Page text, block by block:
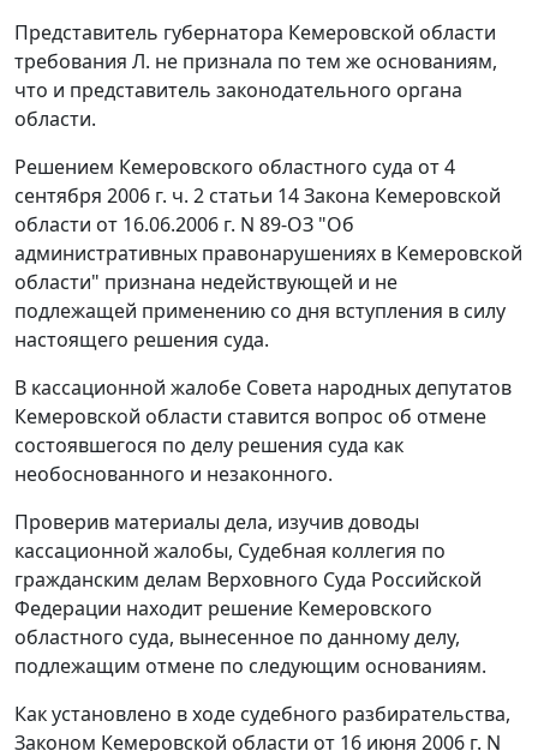
Представитель губернатора Кемеровской области
требования Л. не признала по тем же основаниям,
что и представитель законодательного органа
области.
Решением Кемеровского областного суда от 4
сентября 2006 г. ч. 2 статьи 14 Закона Кемеровской
области от 16.06.2006 г. N 89-ОЗ "Об
административных правонарушениях в Кемеровской
области" признана недействующей и не
подлежащей применению со дня вступления в силу
настоящего решения суда.
В кассационной жалобе Совета народных депутатов
Кемеровской области ставится вопрос об отмене
состоявшегося по делу решения суда как
необоснованного и незаконного.
Проверив материалы дела, изучив доводы
кассационной жалобы, Судебная коллегия по
гражданским делам Верховного Суда Российской
Федерации находит решение Кемеровского
областного суда, вынесенное по данному делу,
подлежащим отмене по следующим основаниям.
Как установлено в ходе судебного разбирательства,
Законом Кемеровской области от 16 июня 2006 г. N